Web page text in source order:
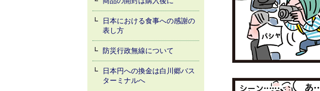
日本における食事への感謝の
表し方
防災行政無線について
日本円への換金は白川郷バス
ターミナルへ